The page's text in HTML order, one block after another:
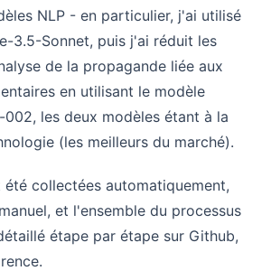
NLP - en particulier, j'ai utilisé
3.5-Sonnet, puis j'ai réduit les
de la propagande liée aux
en utilisant le modèle
002, les deux modèles étant à la
(les meilleurs du marché).
été collectées automatiquement,
et l'ensemble du processus
étape par étape sur Github,